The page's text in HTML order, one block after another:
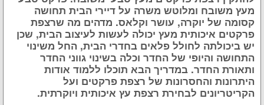
מעץ משובח ומלוטש משרה על דיירי הבית תחושה
קסומה של יוקרה, עושר וקלאס. מדהים מה שרצפת
פרקטים איכותית מעץ יכולה לעשות לעיצוב הבית, שכן
יש ביכולתה לחולל פלאים בחדרי הבית, החל משינוי
התחושה והיופי של החדר וכלה בשינוי גווני החדר
ותאורת החדר. במדריך הבא תוכלו ללמוד אודות
היתרונות והחסרונות של רצפת פרקטים ועל
הקריטריונים לבחירת רצפת עץ איכותית ויוקרתית.